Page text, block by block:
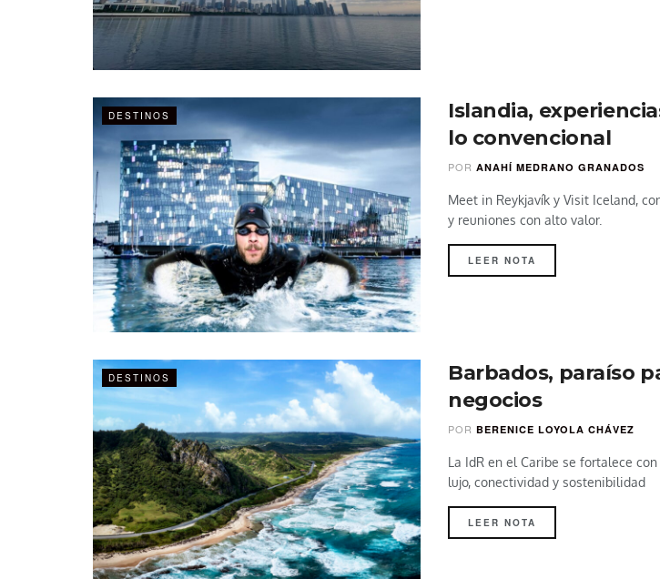
DESTINOS
Islandia,
lo convencional
POR ANAHÍ MEDRANO GRANADOS
Meet in Reykjavík y Visit Iceland,
y reuniones con alto valor.
LEER NOTA
DESTINOS
Barbados, paraíso
negocios
POR BERENICE LOYOLA CHÁVEZ
La IdR en el Caribe se fortalece
lujo, conectividad y sostenibilidad
LEER NOTA